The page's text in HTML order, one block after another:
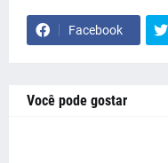
Facebook
Você pode gostar